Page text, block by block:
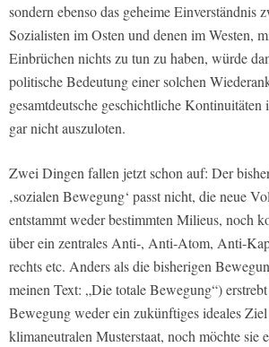
sondern ebenso das geheime Einverständnis
Sozialisten im Osten und denen im Westen,
Einbrüchen nichts zu tun zu haben, würde
politische Bedeutung einer solchen
gesamtdeutsche geschichtliche Kontinuitäten
gar nicht auszuloten.
Zwei Dingen fallen jetzt schon auf: Der
‚sozialen Bewegung‘ passt nicht, die neue
entstammt weder bestimmten Milieus, noch
über ein zentrales Anti-, Anti-Atom, Anti-
rechts etc. Anders als die bisherigen
meinen Text: „Die totale Bewegung“)
Bewegung weder ein zukünftiges ideales
klimaneutralen Musterstaat, noch möchte sie